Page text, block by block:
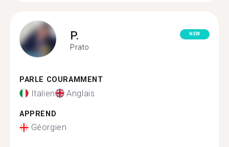
P.
Prato
NEW
PARLE COURAMMENT
Italien Anglais
APPREND
Géorgien